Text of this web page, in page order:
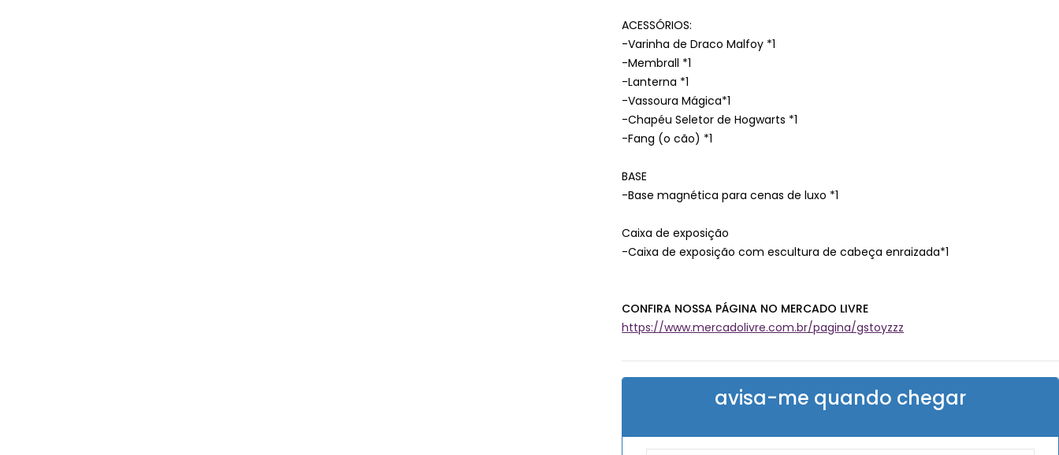
ACESSÓRIOS:
-Varinha de Draco Malfoy *1
-Membrall *1
-Lanterna *1
-Vassoura Mágica*1
-Chapéu Seletor de Hogwarts *1
-Fang (o cão) *1
BASE
-Base magnética para cenas de luxo *1
Caixa de exposição
-Caixa de exposição com escultura de cabeça enraizada*1
CONFIRA NOSSA PÁGINA NO MERCADO LIVRE
https://www.mercadolivre.com.br/pagina/gstoyzzz
avisa-me quando chegar